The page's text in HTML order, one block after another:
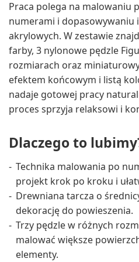
Praca polega na malowaniu
numerami i
akrylowych. W zestawie
farby, 3 nylonowe pędzle
rozmiarach oraz
efektem końcowym i listą
nadaje gotowej pracy
proces sprzyja relaksowi i
Dlaczego to
Technika malowania po
projekt krok po kroku i
Drewniana tarcza o
dekorację do powieszenia.
Trzy pędzle w różnych
malować większe
elementy.